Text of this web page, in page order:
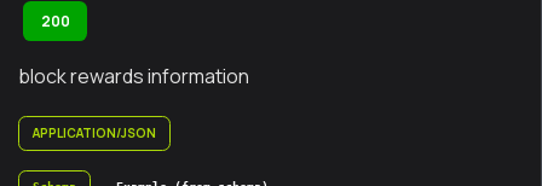
200
block rewards information
APPLICATION/JSON